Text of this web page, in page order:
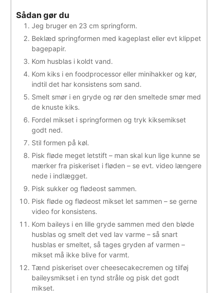
Sådan gør du
Jeg bruger en 23 cm springform.
Beklæd springformen med kageplast eller evt klippet
bagepapir.
Kom husblas i koldt vand.
Kom kiks i en foodprocessor eller minihakker og kør,
indtil det har konsistens som sand.
Smelt smør i en gryde og rør den smeltede smør med
de knuste kiks.
Fordel mikset i springformen og tryk kiksemikset
godt ned.
Stil formen på køl.
Pisk fløde meget letstift – man skal kun lige kunne se
mærker fra piskeriset i fløden – se evt. video længere
nede i indlægget.
Pisk sukker og flødeost sammen.
Pisk fløde og flødeost mikset let sammen – se gerne
video for konsistens.
Kom baileys i en lille gryde sammen med den bløde
husblas og smelt det ved lav varme – så snart
husblas er smeltet, så tages gryden af varmen –
mikset må ikke blive for varmt.
Tænd piskeriset over cheesecakecremen og tilføj
baileysmikset i en tynd stråle og pisk det godt
mikset.